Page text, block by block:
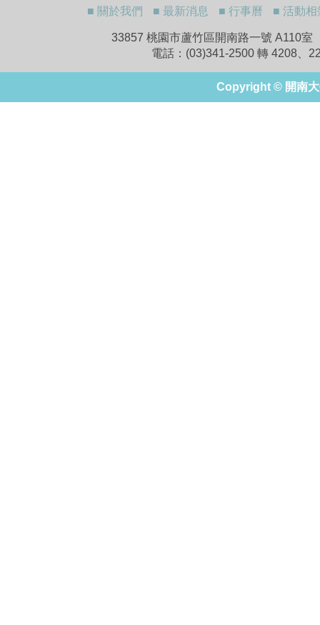
■ 關於我們 ■ 最新消息 ■ 行事曆 ■ 活動相
33857 桃園市蘆竹區開南路一號 A110
電話：(03)341-2500 轉 4208
Copyright © 開南